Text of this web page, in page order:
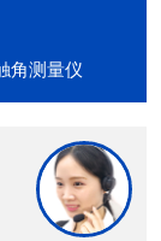
角测量仪